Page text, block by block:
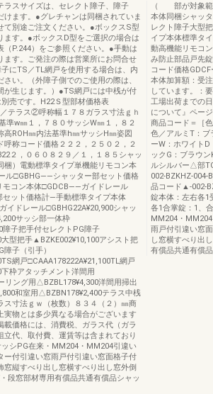
ラスサイズは、セレクト障子、障子
けます。●グレチャンは同梱されていま
て別途ご注文ください。●ボックスS型
ます。●ボックスD型をご選択の場合は
（P.244）をご参照ください。●手動は
ます。ご発注の際は営業所にお問合せ
にTS／TL網戸を使用する場合は、内
い。（外障子側でのご使用の際は、
が生じます。）●TS網戸には中桟が付
売です。H22Ｓ型部材価格表
テラス②呼称幅１７８ガラス寸法ｇｈ
準w㎜１，７８０サッシW㎜１，８２
高ROH㎜内法基準h㎜サッシH㎜姿図
呼称コード価格２２２，２５０２，２
２，０６０８２９／１，１８５シャッ
梱）電動標準タイプ単機能リモコン本
ル□GBHG――シャッター部セット価格
モコン本体□GDCB――ガイドレール
ット価格計―手動標準タイプ本体
イドレール□GBHG22A¥20,900シャッ
サッシ部一体枠
障子把手付セレクトPG障子
型把手▲BZKE002¥10,100アシスト把
子（引手）
網戸□CAAA178222A¥21,100TL網戸
枠アタッチメント洋間用
リング用△BZBL178¥4,300洋間用掃出
和室用△BZBN178¥2,400テラス中桟
ス寸法ｇｗ（枚数）８３４（２）㎜商
実物とは多少異なる場合がございます
載価格には、消費税、ガラス代（ガラ
立代、取付費、運賃等は含まれており
シPG在来・MM204・MM204引違い
ー付引違い窓雨戸付引違い窓面格子付
窓縦すべり出し窓横すべり出し窓外倒
段窓部材専用有償品共通有償品シャッ
（ 部が対象範
本体同梱シャッ
レクト障子大型
イプ本体標準タ
動高機能リモコ
み防止部品戸先
コード価格
本体加算額：受
しています。：
工場出荷までの
について』ペー
商品コード＝［
色／アルミT：ブ
ーW：ホワイト
ックG：ブラウ
ルシルバー△部
002-BZKHZ-004-
品コード▲-002-
錠本体：左右各1
各1合掌錠：1、
MM204・
雨戸付引違い窓
し窓横すべり出
有償品共通有償品